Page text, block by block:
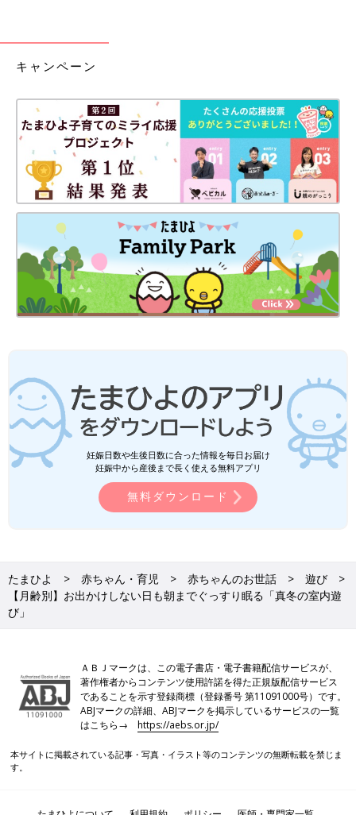
●参考／ ひよこクラブ 2018年1月号
■監修／監修／伊瀬玲奈先生(和洋女子大学 こども発達学類 助教)
大学で未来の保育士や 幼稚園教諭に指導をしている先生。「乳
児・低年齢児の保育内容、保育方法」を専門に研究されていま
す。
■関連記事
・【理学療法士に聞く】“うつぶせ遊び”が赤ちゃんの運動能力を
高める！？
・狭い家でもOK！ 外に行けない日でも子どもがぐっすり眠る
「指先遊び」
雨の日が楽しくなる！子どもが喜ぶおすすめ室内遊び
キャンペーン
妊娠日数や生後日数に合った情報を毎日お届け
妊娠中から産後まで長く使える無料アプリ
無料ダウンロード
たまひよ 赤ちゃん・育児 赤ちゃんのお世話
遊び
【月齢別】お出かけしない日も朝までぐっすり眠る「真冬の室内遊
び」
ＡＢＪマークは、この電子書店・電子書籍配信サービスが、
著作権者からコンテンツ使用許諾を得た正規版配信サービス
であることを示す登録商標（登録番号 第11091000号）です。
ABJマークの詳細、ABJマークを掲示しているサービスの一覧
はこちら→https://aebs.or.jp/
本サイトに掲載されている記事・写真・イラスト等のコンテンツの無断転載を禁じま
す。